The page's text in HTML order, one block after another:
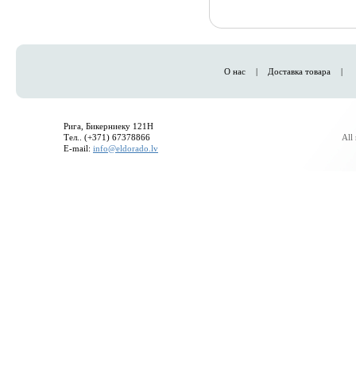
О нас | Доставка товара |
Рига, Бикерниеку 121H
Тел.. (+371) 67378866
E-mail: info@eldorado.lv
All